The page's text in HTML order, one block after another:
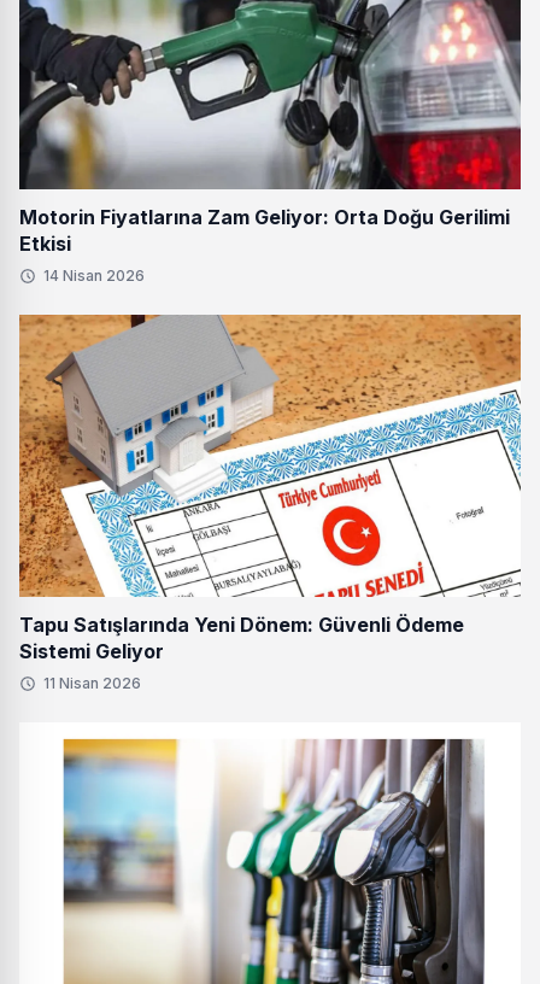
Motorin Fiyatlarına Zam Geliyor: Orta Doğu Gerilimi
Etkisi
14 Nisan 2026
Tapu Satışlarında Yeni Dönem: Güvenli Ödeme
Sistemi Geliyor
11 Nisan 2026